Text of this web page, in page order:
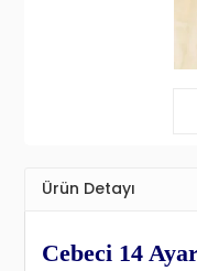
Ürün Detayı
Cebeci 14